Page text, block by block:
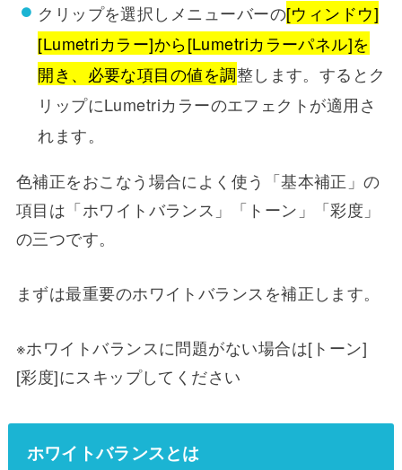
クリップを選択しメニューバーの[ウィンドウ]
[Lumetriカラー]から[Lumetriカラーパネル]を
開き、必要な項目の値を調整します。するとク
リップにLumetriカラーのエフェクトが適用さ
れます。
色補正をおこなう場合によく使う「基本補正」の
項目は「ホワイトバランス」「トーン」「彩度」
の三つです。
まずは最重要のホワイトバランスを補正します。
※ホワイトバランスに問題がない場合は[トーン]
[彩度]にスキップしてください
ホワイトバランスとは